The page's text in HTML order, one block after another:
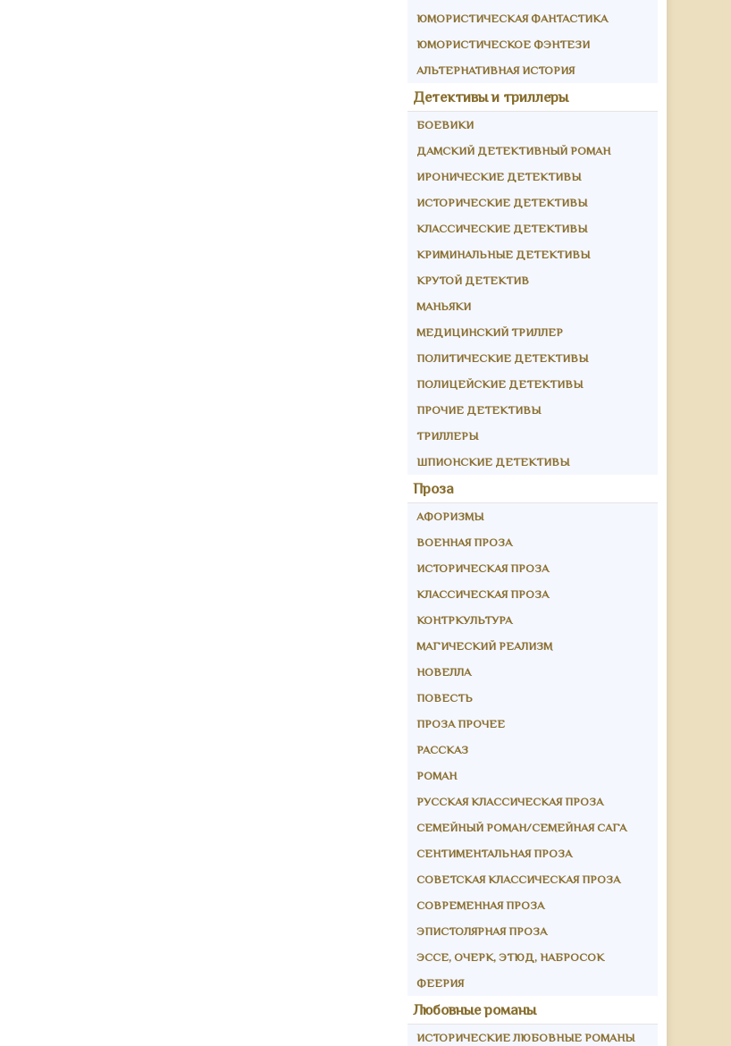
ЮМОРИСТИЧЕСКАЯ ФАНТАСТИКА
ЮМОРИСТИЧЕСКОЕ ФЭНТЕЗИ
АЛЬТЕРНАТИВНАЯ ИСТОРИЯ
Детективы и триллеры
БОЕВИКИ
ДАМСКИЙ ДЕТЕКТИВНЫЙ РОМАН
ИРОНИЧЕСКИЕ ДЕТЕКТИВЫ
ИСТОРИЧЕСКИЕ ДЕТЕКТИВЫ
КЛАССИЧЕСКИЕ ДЕТЕКТИВЫ
КРИМИНАЛЬНЫЕ ДЕТЕКТИВЫ
КРУТОЙ ДЕТЕКТИВ
МАНЬЯКИ
МЕДИЦИНСКИЙ ТРИЛЛЕР
ПОЛИТИЧЕСКИЕ ДЕТЕКТИВЫ
ПОЛИЦЕЙСКИЕ ДЕТЕКТИВЫ
ПРОЧИЕ ДЕТЕКТИВЫ
ТРИЛЛЕРЫ
ШПИОНСКИЕ ДЕТЕКТИВЫ
Проза
АФОРИЗМЫ
ВОЕННАЯ ПРОЗА
ИСТОРИЧЕСКАЯ ПРОЗА
КЛАССИЧЕСКАЯ ПРОЗА
КОНТРКУЛЬТУРА
МАГИЧЕСКИЙ РЕАЛИЗМ
НОВЕЛЛА
ПОВЕСТЬ
ПРОЗА ПРОЧЕЕ
РАССКАЗ
РОМАН
РУССКАЯ КЛАССИЧЕСКАЯ ПРОЗА
СЕМЕЙНЫЙ РОМАН/СЕМЕЙНАЯ САГА
СЕНТИМЕНТАЛЬНАЯ ПРОЗА
СОВЕТСКАЯ КЛАССИЧЕСКАЯ ПРОЗА
СОВРЕМЕННАЯ ПРОЗА
ЭПИСТОЛЯРНАЯ ПРОЗА
ЭССЕ, ОЧЕРК, ЭТЮД, НАБРОСОК
ФЕЕРИЯ
Любовные романы
ИСТОРИЧЕСКИЕ ЛЮБОВНЫЕ РОМАНЫ